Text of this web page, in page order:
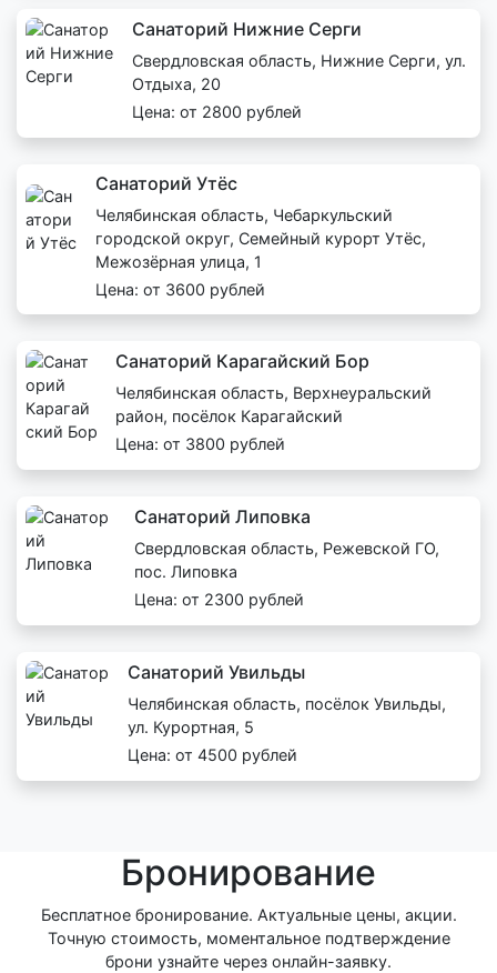
Санаторий Нижние Серги
Свердловская область, Нижние Серги, ул.
Отдыха, 20
Цена: от 2800 рублей
Санаторий Утёс
Челябинская область, Чебаркульский
городской округ, Семейный курорт Утёс,
Межозёрная улица, 1
Цена: от 3600 рублей
Санаторий Карагайский Бор
Челябинская область, Верхнеуральский
район, посёлок Карагайский
Цена: от 3800 рублей
Санаторий Липовка
Свердловская область, Режевской ГО,
пос. Липовка
Цена: от 2300 рублей
Санаторий Увильды
Челябинская область, посёлок Увильды,
ул. Курортная, 5
Цена: от 4500 рублей
Бронирование
Бесплатное бронирование. Актуальные цены, акции.
Точную стоимость, моментальное подтверждение
брони узнайте через онлайн-заявку.